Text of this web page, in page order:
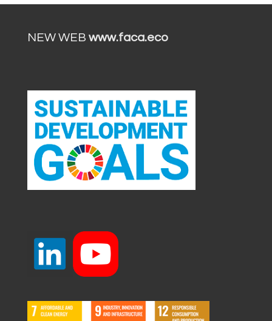
NEW WEB www.faca.eco